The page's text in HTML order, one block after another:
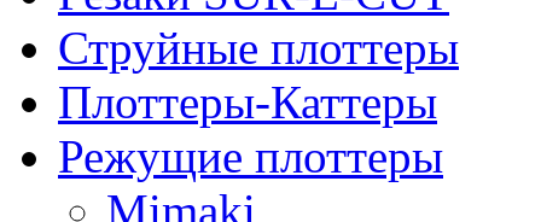
Струйные плоттеры
Плоттеры-Каттеры
Режущие плоттеры
Mimaki